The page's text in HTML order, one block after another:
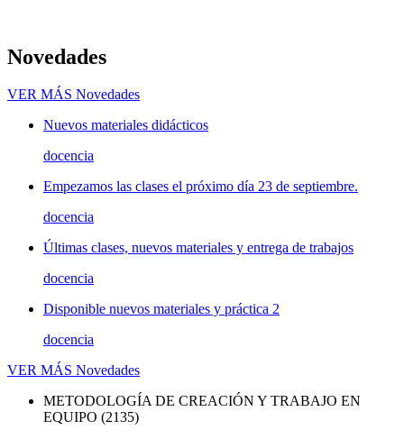
Novedades
VER MÁS Novedades
Nuevos materiales didácticos
docencia
Empezamos las clases el próximo día 23 de septiembre.
docencia
Últimas clases, nuevos materiales y entrega de trabajos
docencia
Disponible nuevos materiales y práctica 2
docencia
VER MÁS Novedades
METODOLOGÍA DE CREACIÓN Y TRABAJO EN
EQUIPO (2135)